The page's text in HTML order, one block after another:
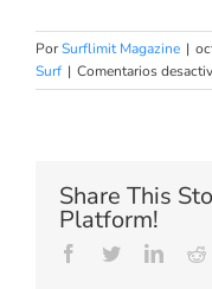
PorSurflimit Magazine |
Surf | Comentarios
Share This
Platform!
Facebook
Twitter